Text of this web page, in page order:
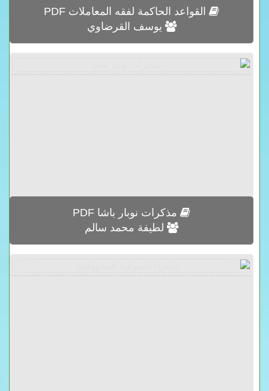
القواعد الحاكمة لفقه المعاملات PDF
يوسف القرضاوي
مذكرات نوبار باشا PDF
لطيفة محمد سالم